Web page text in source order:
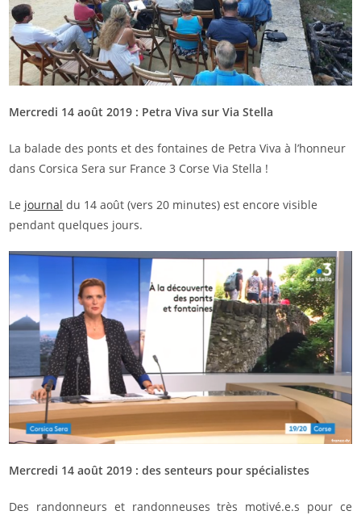
Mercredi 14 août 2019 : Petra Viva sur Via Stella
La balade des ponts et des fontaines de Petra Viva à l’honneur
dans Corsica Sera sur France 3 Corse Via Stella !
Le journal du 14 août (vers 20 minutes) est encore visible
pendant quelques jours.
Mercredi 14 août 2019 : des senteurs pour spécialistes
Des randonneurs et randonneuses très motivé.e.s pour ce